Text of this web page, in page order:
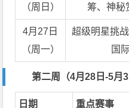
（周日）
筹、神秘
4月27日
（周一）
超级明星挑
国
第二周（4月28日-5月3
日期 重点赛事